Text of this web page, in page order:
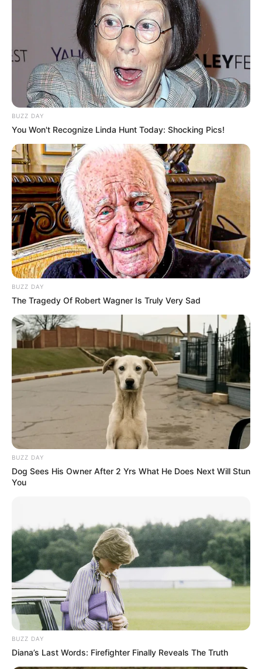
BUZZ DAY
You Won't Recognize Linda Hunt Today: Shocking Pics!
BUZZ DAY
The Tragedy Of Robert Wagner Is Truly Very Sad
BUZZ DAY
Dog Sees His Owner After 2 Yrs What He Does Next Will Stun
You
BUZZ DAY
Diana’s Last Words: Firefighter Finally Reveals The Truth